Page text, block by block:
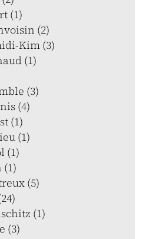
(1)
(2)
Kim (3)
(1)
(3)
(4)
(1)
(1)
(1)
(5)
(1)
(3)